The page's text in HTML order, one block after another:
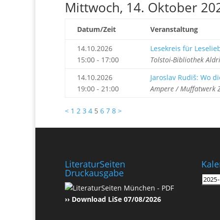
Mittwoch, 14. Oktober
Datum/Zeit Veranstaltung
14.10.2026
15:00 - 17:00
Lesekreis für
Tolstoi-Bibliothek
14.10.2026
19:00 - 21:00
Jaroslav Rudiš: Wo
Ampere / Muffatwerk
< 1 2 3 4 5 6 7 8 >
LiteraturSeiten
Druckausgabe
›› Download LiSe 07/08/2026